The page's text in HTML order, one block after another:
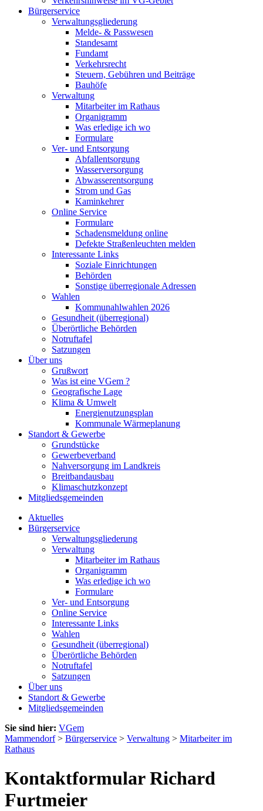
Bürgerservice
Verwaltungsgliederung
Melde- & Passwesen
Standesamt
Fundamt
Verkehrsrecht
Steuern, Gebühren und Beiträge
Bauhöfe
Verwaltung
Mitarbeiter im Rathaus
Organigramm
Was erledige ich wo
Formulare
Ver- und Entsorgung
Abfallentsorgung
Wasserversorgung
Abwasserentsorgung
Strom und Gas
Kaminkehrer
Online Service
Formulare
Schadensmeldung online
Defekte Straßenleuchten melden
Interessante Links
Soziale Einrichtungen
Behörden
Sonstige überregionale Adressen
Wahlen
Kommunahlwahlen 2026
Gesundheit (überregional)
Überörtliche Behörden
Notruftafel
Satzungen
Über uns
Grußwort
Was ist eine VGem ?
Geografische Lage
Klima & Umwelt
Energienutzungsplan
Kommunale Wärmeplanung
Standort & Gewerbe
Grundstücke
Gewerbeverband
Nahversorgung im Landkreis
Breitbandausbau
Klimaschutzkonzept
Mitgliedsgemeinden
Aktuelles
Bürgerservice
Verwaltungsgliederung
Verwaltung
Mitarbeiter im Rathaus
Organigramm
Was erledige ich wo
Formulare
Ver- und Entsorgung
Online Service
Interessante Links
Wahlen
Gesundheit (überregional)
Überörtliche Behörden
Notruftafel
Satzungen
Über uns
Standort & Gewerbe
Mitgliedsgemeinden
Sie sind hier: VGem
Mammendorf> Bürgerservice > Verwaltung > Mitarbeiter im
Rathaus
Kontaktformular Richard
Furtmeier